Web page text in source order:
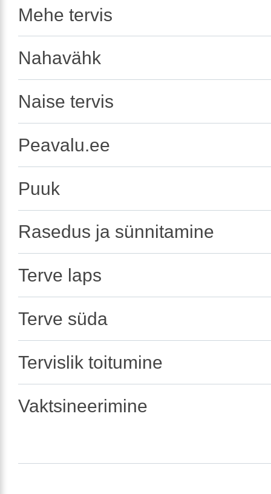
Mehe tervis
Nahavähk
Naise tervis
Peavalu.ee
Puuk
Rasedus ja sünnitamine
Terve laps
Terve süda
Tervislik toitumine
Vaktsineerimine